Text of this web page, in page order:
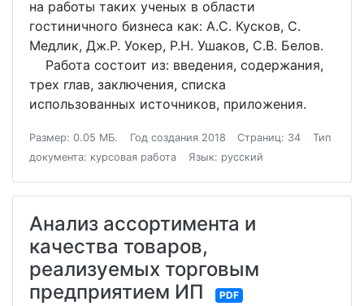
на работы таких ученых в области
гостиничного бизнеса как: А.С. Кусков, С.
Медлик, Дж.Р. Уокер, Р.Н. Ушаков, С.В. Белов.
Работа состоит из: введения, содержания,
трех глав, заключения, списка
использованных источников, приложения.
Размер: 0.05 МБ. Год создания 2018 Страниц: 34
Тип
документа: курсовая работа
Язык: русский
Анализ ассортимента и
качества товаров,
реализуемых торговым
предприятием ИП
PDF